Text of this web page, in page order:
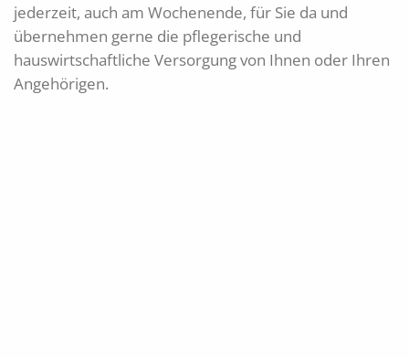
jederzeit, auch am Wochenende, für Sie da und
übernehmen gerne die pflegerische und
hauswirtschaftliche Versorgung von Ihnen oder Ihren
Angehörigen.